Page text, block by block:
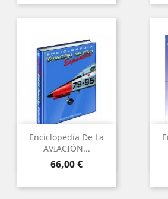
Enciclopedia De La
AVIACIÓN...
Preu
66,00 €